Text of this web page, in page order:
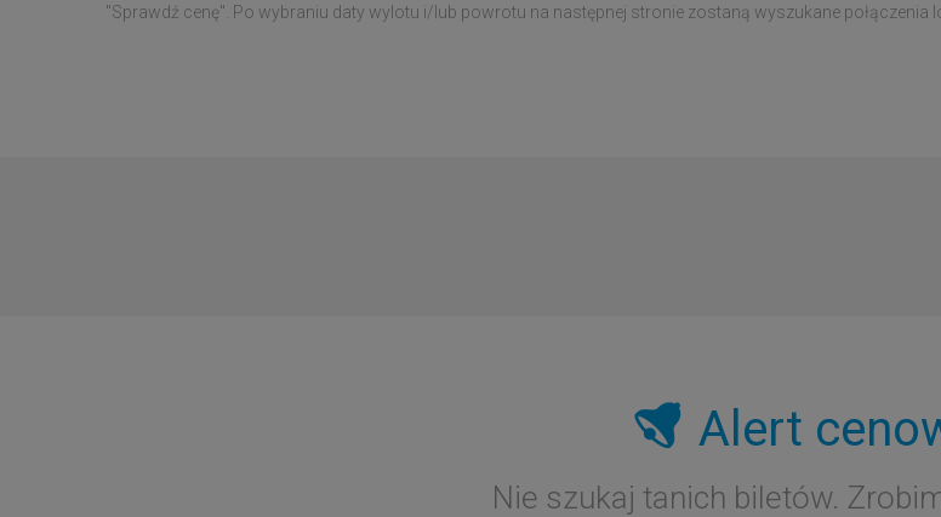
"Sprawdź cenę". Po wybraniu daty wylotu i/lub powrotu na następnej stronie zostaną wyszukane połączenia
Alert
Nie szukaj tanich biletów.